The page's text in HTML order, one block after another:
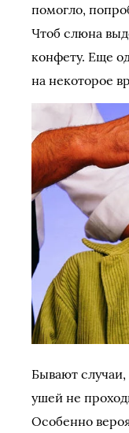
помогло,
Чтоб слюна
конфету. Еще
на некоторое
Бывают случаи,
ушей не
Особенно